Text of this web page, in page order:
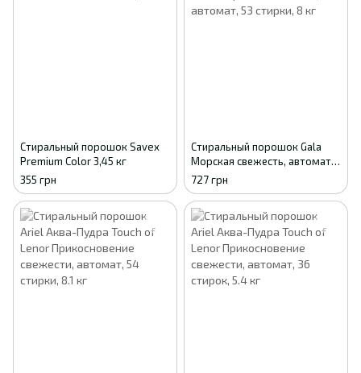
Стиральный порошок Savex
Premium Color 3,45 кг
355 грн
Стиральный порошок Gala
Морская свежесть, автомат,
53 стирки, 8 кг
727 грн